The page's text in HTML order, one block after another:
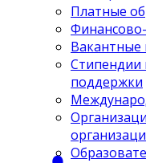
Платные
Вакантные
Стипендии
поддержки